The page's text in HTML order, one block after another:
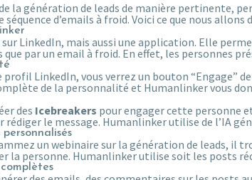
la génération de leads de manière pertinente,
d’emails à froid. Voici ce que nous allons
LinkedIn, mais aussi une application. Elle
que par un email à froid. En effet, les personnes
profil LinkedIn, vous verrez un bouton “Engage”
de la personnalité et Humanlinker vous
des Icebreakers pour engager cette personne
le message. Humanlinker utilise de l’IA
un webinaire sur la génération de leads, il
la personne. Humanlinker utilise soit les posts